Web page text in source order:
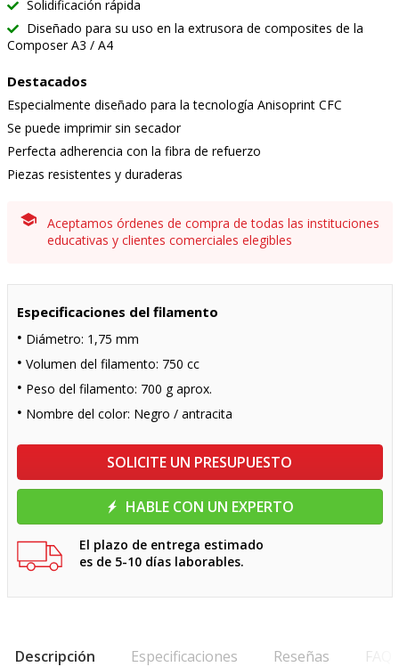
Solidificación rápida
Diseñado para su uso en la extrusora de composites de la
Composer A3 / A4
Destacados
Especialmente diseñado para la tecnología Anisoprint CFC
Se puede imprimir sin secador
Perfecta adherencia con la fibra de refuerzo
Piezas resistentes y duraderas
Aceptamos órdenes de compra de todas las instituciones
educativas y clientes comerciales elegibles
Especificaciones del filamento
Diámetro: 1,75 mm
Volumen del filamento: 750 cc
Peso del filamento: 700 g aprox.
Nombre del color: Negro / antracita
SOLICITE UN PRESUPUESTO
HABLE CON UN EXPERTO
El plazo de entrega estimado
es de 5-10 días laborables.
Descripción Especificaciones Reseñas FAQ